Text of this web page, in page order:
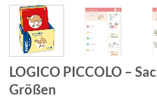
LOGICO PICCOLO –
Größen